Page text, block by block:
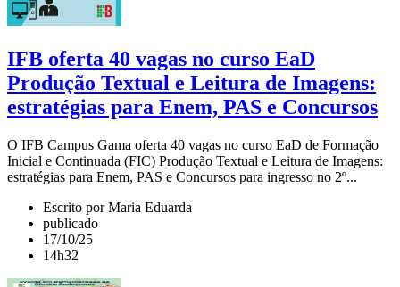
IFB oferta 40 vagas no curso EaD
Produção Textual e Leitura de Imagens:
estratégias para Enem, PAS e Concursos
O IFB Campus Gama oferta 40 vagas no curso EaD de Formação
Inicial e Continuada (FIC) Produção Textual e Leitura de Imagens:
estratégias para Enem, PAS e Concursos para ingresso no 2º...
Escrito por Maria Eduarda
publicado
17/10/25
14h32